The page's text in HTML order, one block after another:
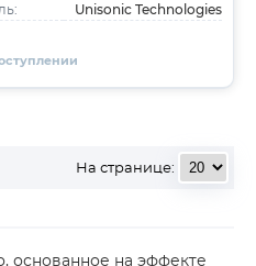
Unisonic Technologies
На странице:
основанное на эффекте